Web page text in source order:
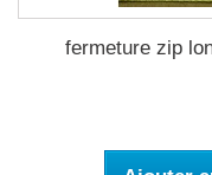
fermeture zip